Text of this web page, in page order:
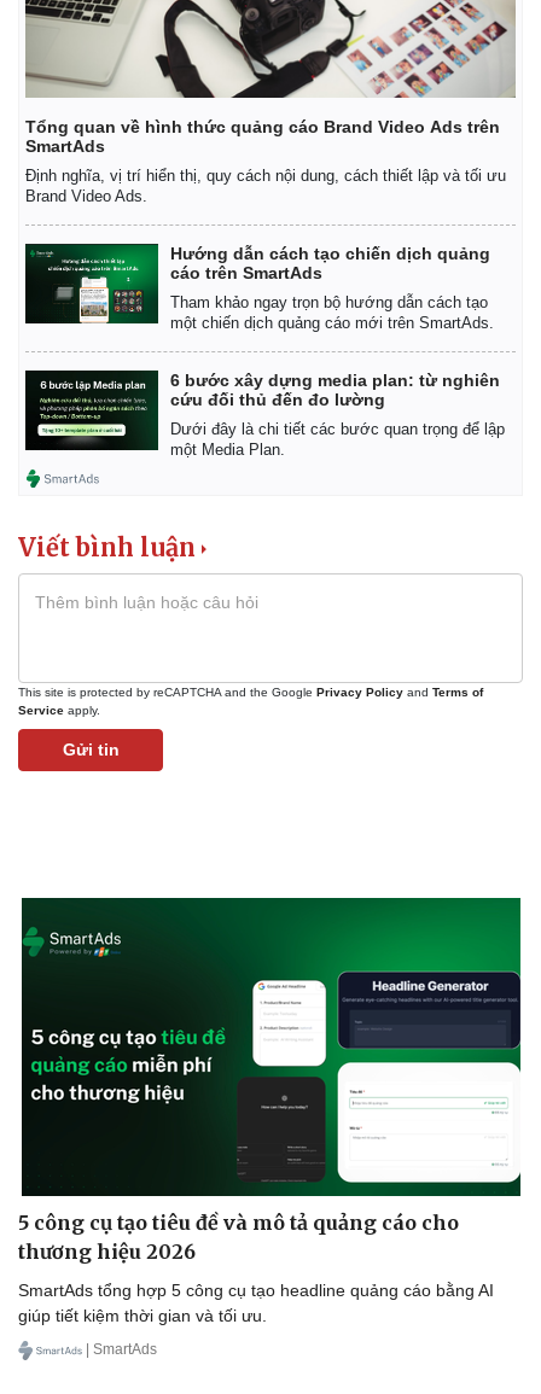
Bất động sản
Khởi nghiệp
Tiêu dùng
Pháp luật
Vụ án
Tin nóng
Quân sự - Quốc phòng
Tổng quan về hình thức quảng cáo Brand Video Ads trên
SmartAds
Định nghĩa, vị trí hiển thị, quy cách nội dung, cách thiết lập và tối ưu
Brand Video Ads.
Hướng dẫn cách tạo chiến dịch quảng
cáo trên SmartAds
Tham khảo ngay trọn bộ hướng dẫn cách tạo
một chiến dịch quảng cáo mới trên SmartAds.
6 bước xây dựng media plan: từ nghiên
cứu đối thủ đến đo lường
Dưới đây là chi tiết các bước quan trọng để lập
một Media Plan.
Viết bình luận
This site is protected by reCAPTCHA and the Google Privacy Policy and Terms of
Service apply.
Gửi tin
5 công cụ tạo tiêu đề và mô tả quảng cáo cho
thương hiệu 2026
SmartAds tổng hợp 5 công cụ tạo headline quảng cáo bằng AI
giúp tiết kiệm thời gian và tối ưu.
| SmartAds